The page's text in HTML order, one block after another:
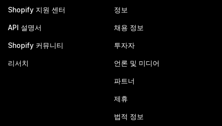
Shopify 지원 센터
API 설명서
Shopify 커뮤니티
리서치
정보
채용 정보
투자자
언론 및 미디어
파트너
제휴
법적 정보